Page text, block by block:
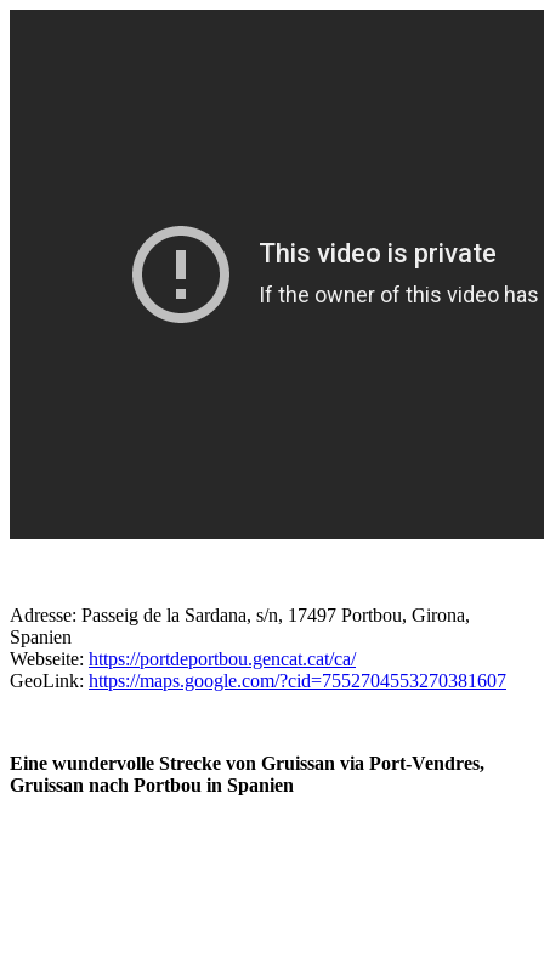
Adresse: Passeig de la Sardana, s/n, 17497 Portbou, Girona,
Spanien
Webseite: https://portdeportbou.gencat.cat/ca/
GeoLink: https://maps.google.com/?cid=7552704553270381607
Eine wundervolle Strecke von Gruissan via Port-Vendres,
Gruissan nach Portbou in Spanien